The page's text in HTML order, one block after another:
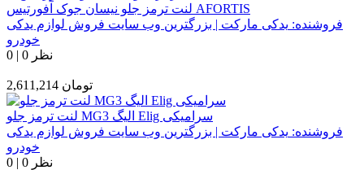
لنت ترمز جلو نیسان جوک آفورتیس AFORTIS
فروشنده: یدکی مارکت | بزرگترین وب سایت فروش لوازم یدکی
خودرو
0 | 0 نظر
2,611,214 تومان
لنت ترمز جلو MG3 الیگ Elig سرامیکی
فروشنده: یدکی مارکت | بزرگترین وب سایت فروش لوازم یدکی
خودرو
0 | 0 نظر